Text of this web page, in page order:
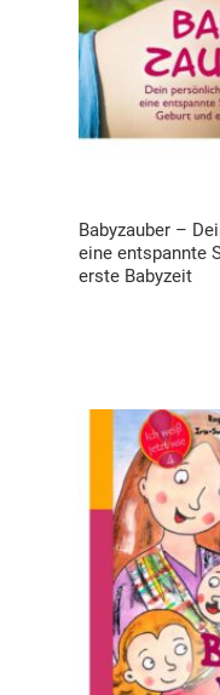
Babyzauber –
eine entspannte
erste Babyzeit